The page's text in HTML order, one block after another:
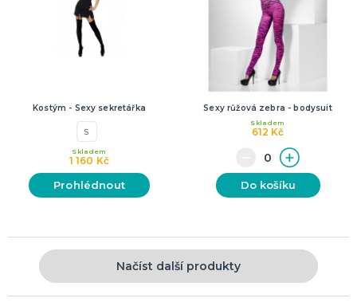
Kostým - Sexy sekretářka
S
1 160 Kč
Skladem
Prohlédnout
Sexy růžová zebra - bodysuit
612 Kč
Skladem
Do košíku
Načíst další produkty